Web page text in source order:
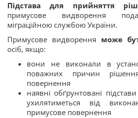
Підстава для прийняття
примусове видворення
міграційною службою України.
Примусове видворення може
осіб, якщо:
вони не виконали в
поважних причин
повернення
наявні обґрунтовані
ухилятиметься від
примусове повернення